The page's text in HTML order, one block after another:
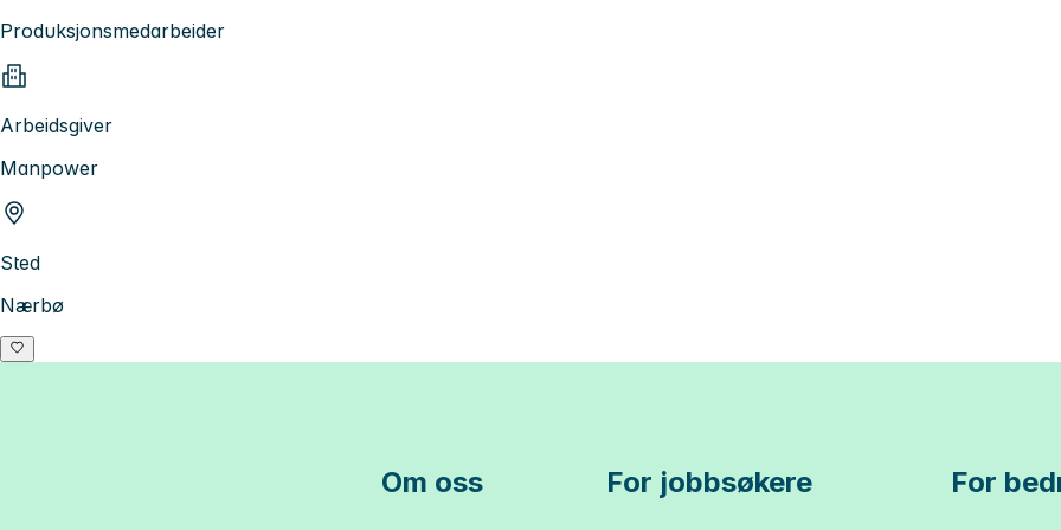
Produksjonsmedarbeider
Arbeidsgiver
Manpower
Sted
Nærbø
Om oss For jobbsøkere For